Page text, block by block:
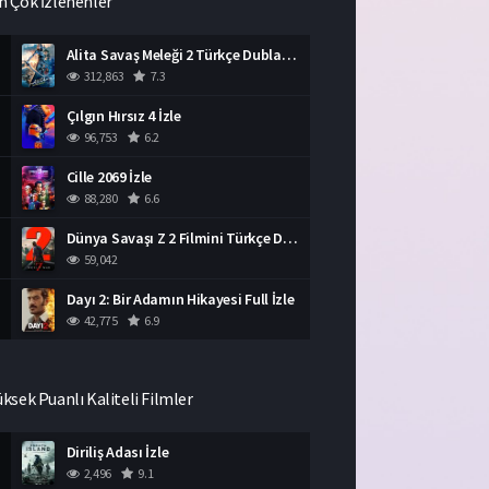
Alita Savaş Meleği 2 Türkçe Dublaj İzle HD Film
312,863 7.3
Çılgın Hırsız 4 İzle
96,753 6.2
Cille 2069 İzle
88,280 6.6
Dünya Savaşı Z 2 Filmini Türkçe Dublaj İzle
59,042
Dayı 2: Bir Adamın Hikayesi Full İzle
42,775 6.9
Puanlı Kaliteli Filmler
Diriliş Adası İzle
2,496 9.1